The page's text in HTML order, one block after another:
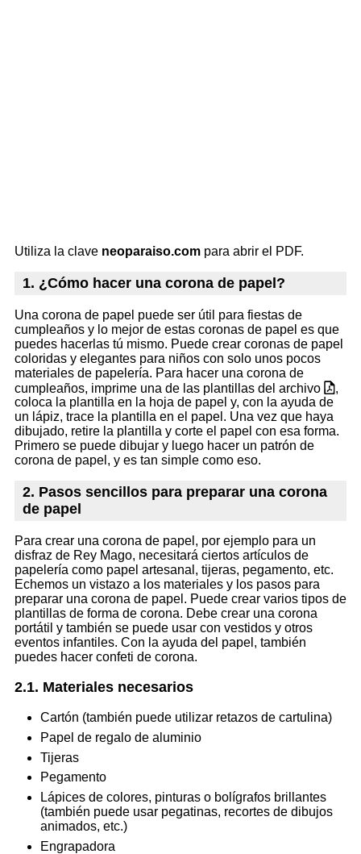
Utiliza la clave neoparaiso.com para abrir el PDF.
1. ¿Cómo hacer una corona de papel?
Una corona de papel puede ser útil para fiestas de
cumpleaños y lo mejor de estas coronas de papel es que
puedes hacerlas tú mismo. Puede crear coronas de papel
coloridas y elegantes para niños con solo unos pocos
materiales de papelería. Para hacer una corona de
cumpleaños, imprime una de las plantillas del archivo
coloca la plantilla en la hoja de papel y, con la ayuda de
un lápiz, trace la plantilla en el papel. Una vez que haya
dibujado, retire la plantilla y corte el papel con esa forma.
Primero se puede dibujar y luego hacer un patrón de
corona de papel, y es tan simple como eso.
2. Pasos sencillos para preparar una corona
de papel
Para crear una corona de papel, por ejemplo para un
disfraz de Rey Mago, necesitará ciertos artículos de
papelería como papel artesanal, tijeras, pegamento, etc.
Echemos un vistazo a los materiales y los pasos para
preparar una corona de papel. Puede crear varios tipos de
plantillas de forma de corona. Debe crear una corona
portátil y también se puede usar con vestidos y otros
eventos infantiles. Con la ayuda del papel, también
puedes hacer confeti de corona.
2.1. Materiales necesarios
Cartón (también puede utilizar retazos de cartulina)
Papel de regalo de aluminio
Tijeras
Pegamento
Lápices de colores, pinturas o bolígrafos brillantes
(también puede usar pegatinas, recortes de dibujos
animados, etc.)
Engrapadora